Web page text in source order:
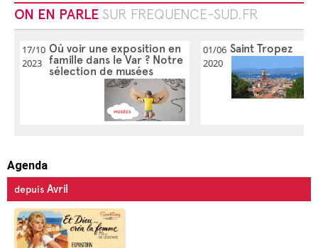
ON EN PARLE SUR FREQUENCE-SUD.FR
17/10
2023
Où voir une exposition en
famille dans le Var ? Notre
sélection de musées
01/06
2020
Saint Tropez
Agenda
depuis Avril